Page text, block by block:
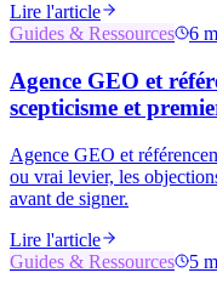
Lire l'article
Guides & Ressources
6
Agence GEO et
scepticisme et
Agence GEO et
ou vrai levier, les
avant de signer.
Lire l'article
Guides & Ressources
5